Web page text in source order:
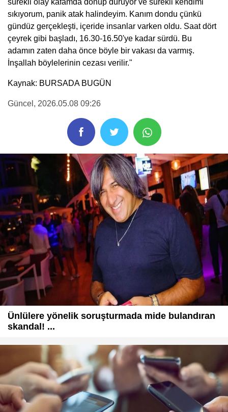
sürekli olay kafamda dönüp duruyor ve sürekli kendimi
sıkıyorum, panik atak halindeyim. Kanım dondu çünkü
gündüz gerçekleşti, içeride insanlar varken oldu. Saat dört
çeyrek gibi başladı, 16.30-16.50'ye kadar sürdü. Bu
adamın zaten daha önce böyle bir vakası da varmış.
İnşallah böylelerinin cezası verilir."
Kaynak: BURSADA BUGÜN
Güncel , 2026.05.08 09:26
Ünlülere yönelik soruşturmada mide bulandıran
skandal! ...